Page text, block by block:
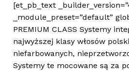
[et_pb_text
_module_preset=”default”
PREMIUM CLASS Systemy
najwyższej klasy włosów
niefarbowanych,
Systemy te mocowane są za